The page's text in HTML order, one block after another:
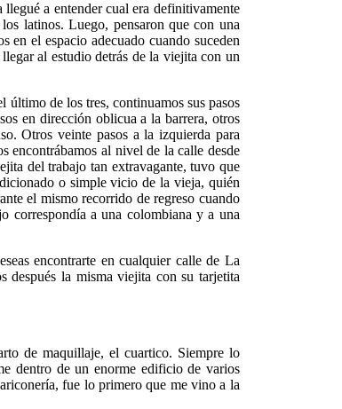
a entender cual era definitivamente
latinos. Luego, pensaron que con una
en el espacio adecuado cuando suceden
al estudio detrás de la viejita con un
último de los tres, continuamos sus pasos
en dirección oblicua a la barrera, otros
Otros veinte pasos a la izquierda para
encontrábamos al nivel de la calle desde
del trabajo tan extravagante, tuvo que
o simple vicio de la vieja, quién
el mismo recorrido de regreso cuando
correspondía a una colombiana y a una
encontrarte en cualquier calle de La
después la misma viejita con su tarjetita
de maquillaje, el cuartico. Siempre lo
dentro de un enorme edificio de varios
fue lo primero que me vino a la